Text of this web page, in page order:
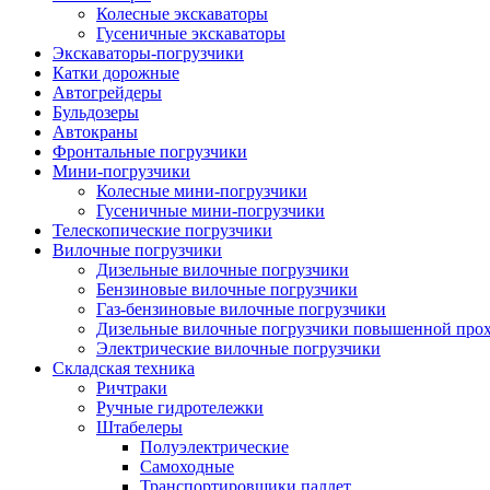
Колесные экскаваторы
Гусеничные экскаваторы
Экскаваторы-погрузчики
Катки дорожные
Автогрейдеры
Бульдозеры
Автокраны
Фронтальные погрузчики
Мини-погрузчики
Колесные мини-погрузчики
Гусеничные мини-погрузчики
Телескопические погрузчики
Вилочные погрузчики
Дизельные вилочные погрузчики
Бензиновые вилочные погрузчики
Газ-бензиновые вилочные погрузчики
Дизельные вилочные погрузчики повышенной
Электрические вилочные погрузчики
Складская техника
Ричтраки
Ручные гидротележки
Штабелеры
Полуэлектрические
Самоходные
Транспортировщики паллет